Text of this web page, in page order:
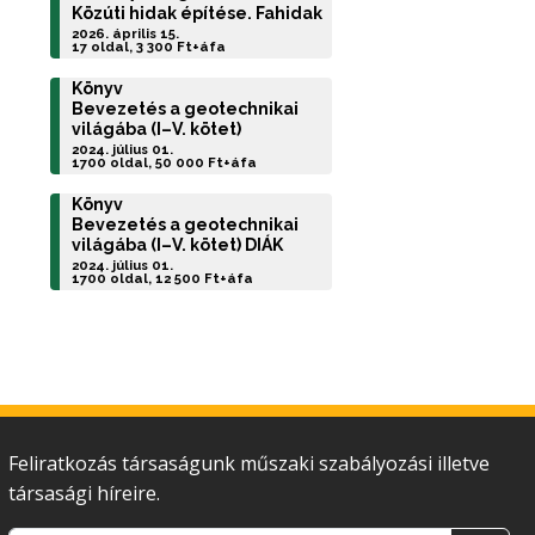
Közúti hidak építése. Fahidak
2026. április 15.
17 oldal, 3 300 Ft+áfa
Könyv
Bevezetés a geotechnikai
világába (I–V. kötet)
2024. július 01.
1700 oldal, 50 000 Ft+áfa
Könyv
Bevezetés a geotechnikai
világába (I–V. kötet) DIÁK
2024. július 01.
1700 oldal, 12 500 Ft+áfa
Feliratkozás társaságunk műszaki szabályozási illetve
társasági híreire.